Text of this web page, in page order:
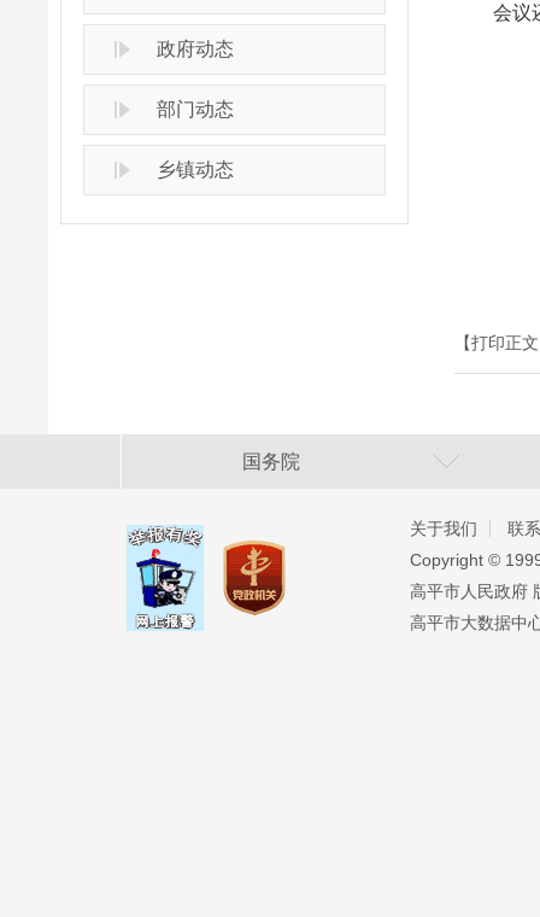
政府动态
部门动态
乡镇动态
会议还
【打印正
国务院
关于我们
联
Copyright ©️
高平市人民政府
高平市大数据